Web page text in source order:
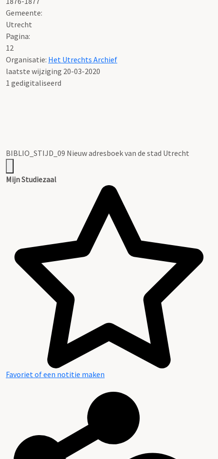
Gemeente:
Utrecht
Pagina:
12
Organisatie: Het Utrechts Archief
laatste wijziging 20-03-2020
1 gedigitaliseerd
BIBLIO_STIJD_09 Nieuw adresboek van de stad Utrecht
Mijn Studiezaal
Favoriet of een notitie maken